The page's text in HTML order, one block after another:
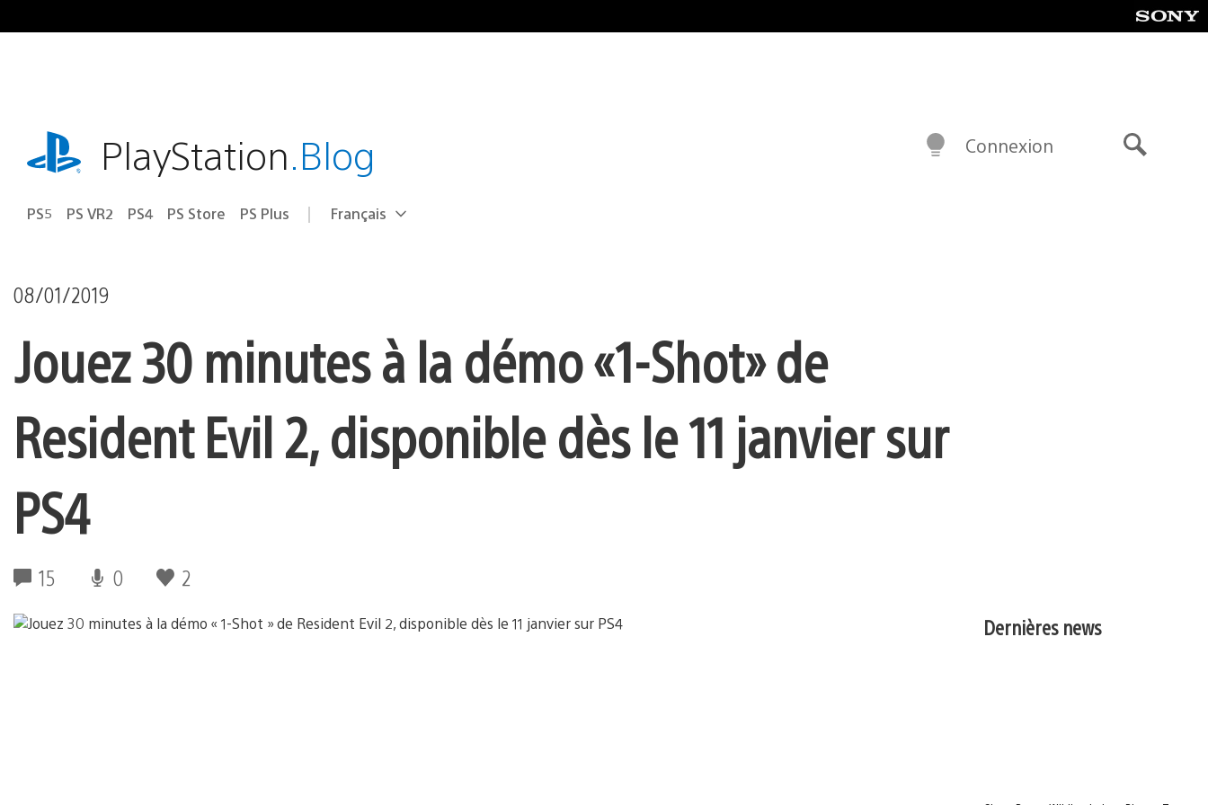
au
playstation.comPlayStation.Blog
PS5 PS VR2 PS4 PS Store PS Plus Choisir
Région
Français
Connexion
08/01/2019
Jouez 30 minutes à la démo « 1-Shot » de
Resident Evil 2, disponible dès le 11 janvier sur
PS4
15 0 2
Dernières news